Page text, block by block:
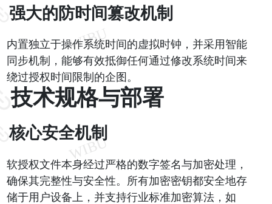
强大的防时间篡改机制
内置独立于操作系统时间的虚拟时钟，并采用智能
同步机制，能够有效抵御任何通过修改系统时间来
绕过授权时间限制的企图。
技术规格与部署
核心安全机制
软授权文件本身经过严格的数字签名与加密处理，
确保其完整性与安全性。所有加密密钥都安全地存
储于用户设备上，并支持行业标准加密算法，如